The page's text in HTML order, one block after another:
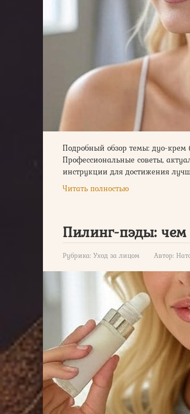
Подробный обзор темы: дуо-
Профессиональные советы,
инструкции для достижения
Читать полностью
Пилинг-пэды:
Рубрика: Уход за лицом Автор: